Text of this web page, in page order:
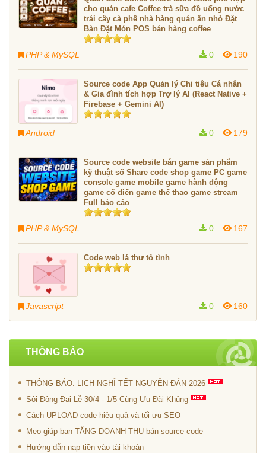
cho quán cafe Coffee trà sữa đồ uống nước
trái cây cà phê nhà hàng quán ăn nhỏ Đặt
Bàn Đặt Món POS bán hàng coffee
PHP & MySQL 190
0
Source code App Quản lý Chi tiêu Cá nhân
& Gia đình tích hợp Trợ lý AI (React Native +
Firebase + Gemini AI)
Android 179
0
Source code website bán game sản phẩm
kỹ thuật số Share code shop game PC game
console game mobile game hành động
game cổ điển game thể thao game stream
Full báo cáo
PHP & MySQL 167
0
Code web lá thư tỏ tình
Javascript 160
0
THÔNG BÁO
THÔNG BÁO: LỊCH NGHỈ TẾT NGUYÊN ĐÁN 2026
Sôi Động Đại Lễ 30/4 - 1/5 Cùng Ưu Đãi Khủng
Cách UPLOAD code hiệu quả và tối ưu SEO
Mẹo giúp bạn TĂNG DOANH THU bán source code
Hướng dẫn nạp tiền vào tài khoản